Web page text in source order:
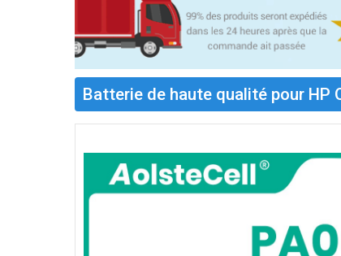
Batterie de haute qualité pour HP